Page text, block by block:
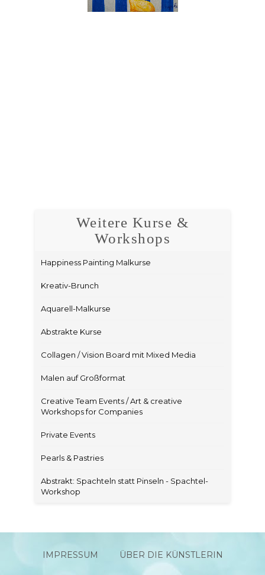
Weitere Kurse &
Workshops
Happiness Painting Malkurse
Kreativ-Brunch
Aquarell-Malkurse
Abstrakte Kurse
Collagen / Vision Board mit Mixed Media
Malen auf Großformat
Creative Team Events / Art & creative
Workshops for Companies
Private Events
Pearls & Pastries
Abstrakt: Spachteln statt Pinseln - Spachtel-
Workshop
IMPRESSUM ÜBER DIE KÜNSTLERIN